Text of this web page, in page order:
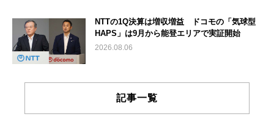
NTTの1Q決算は増収増益 ドコモの「気球型
HAPS」は9月から能登エリアで実証開始
2026.08.06
記事一覧